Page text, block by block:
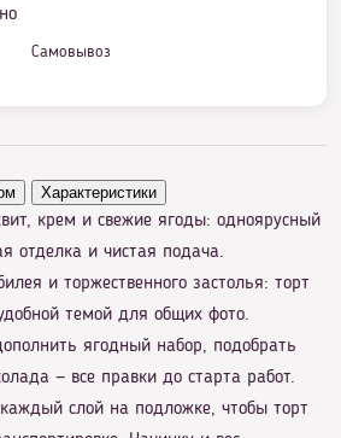
Самовывоз
Характеристики
крем и свежие ягоды: одноярусный
отделка и чистая подача.
и торжественного застолья: торт
темой для общих фото.
ягодный набор, подобрать
— все правки до старта работ.
слой на подложке, чтобы торт